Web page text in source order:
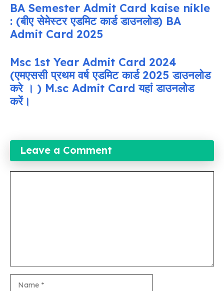
BA Semester Admit Card kaise nikle
: (बीए सेमेस्टर एडमिट कार्ड डाउनलोड) BA
Admit Card 2025
Msc 1st Year Admit Card 2024
(एमएससी प्रथम वर्ष एडमिट कार्ड 2025 डाउनलोड
करे । ) M.sc Admit Card यहां डाउनलोड
करें।
Leave a Comment